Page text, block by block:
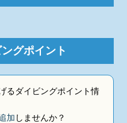
グポイント
るダイビングポイント情
加 しませんか？